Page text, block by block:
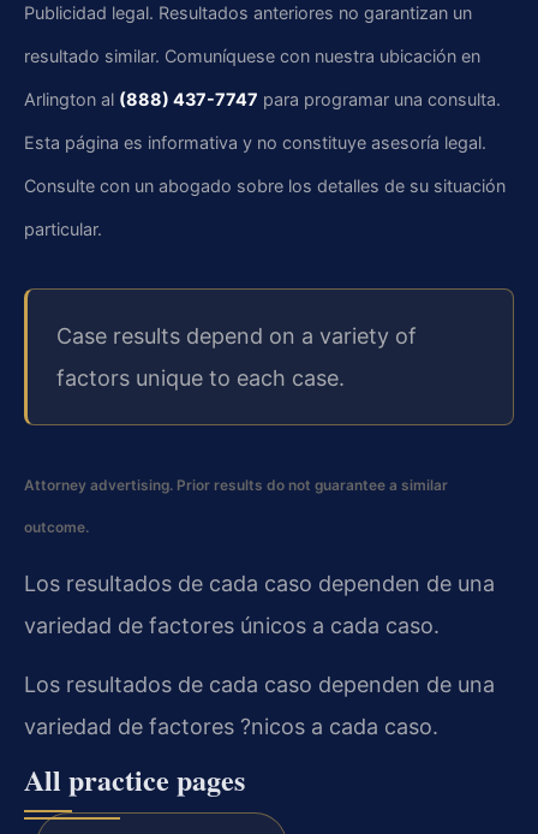
Publicidad legal. Resultados anteriores no garantizan un
resultado similar. Comuníquese con nuestra ubicación en
Arlington al (888) 437-7747 para programar una consulta.
Esta página es informativa y no constituye asesoría legal.
Consulte con un abogado sobre los detalles de su situación
particular.
Case results depend on a variety of
factors unique to each case.
Attorney advertising. Prior results do not guarantee a similar
outcome.
Los resultados de cada caso dependen de una
variedad de factores únicos a cada caso.
Los resultados de cada caso dependen de una
variedad de factores ?nicos a cada caso.
All practice pages